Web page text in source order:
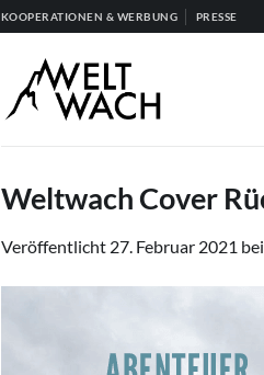
KOOPERATIONEN & WERBUNG PRESSE
Weltwach Cover
Veröffentlicht 27. Februar 2021 bei